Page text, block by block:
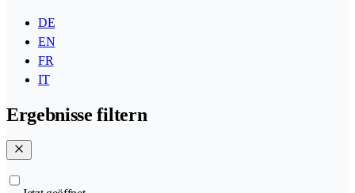
DE
EN
FR
IT
Ergebnisse filtern